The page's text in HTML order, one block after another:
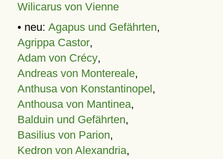
Wilicarus von Vienne
• neu: Agapus und Gefährten,
Agrippa Castor,
Adam von Crécy,
Andreas von Montereale,
Anthusa von Konstantinopel,
Anthousa von Mantinea,
Balduin und Gefährten,
Basilius von Parion,
Kedron von Alexandria,